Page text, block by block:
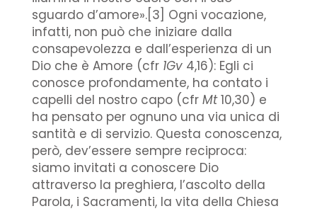
sguardo d’amore».[3] Ogni vocazione,
infatti, non può che iniziare dalla
consapevolezza e dall’esperienza di un
Dio che è Amore (cfr 1Gv 4,16): Egli ci
conosce profondamente, ha contato i
capelli del nostro capo (cfr Mt10,30) e
ha pensato per ognuno una via unica di
santità e di servizio. Questa conoscenza,
però, dev’essere sempre reciproca:
siamo invitati a conoscere Dio
attraverso la preghiera, l’ascolto della
Parola, i Sacramenti, la vita della Chiesa